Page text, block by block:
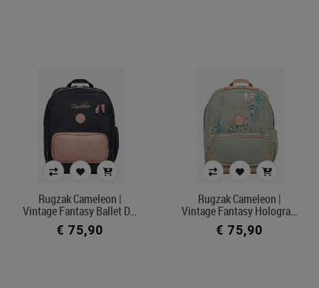
Rugzak Cameleon |
Vintage Fantasy Ballet D…
€ 75,90
Rugzak Cameleon |
Vintage Fantasy Hologra…
€ 75,90